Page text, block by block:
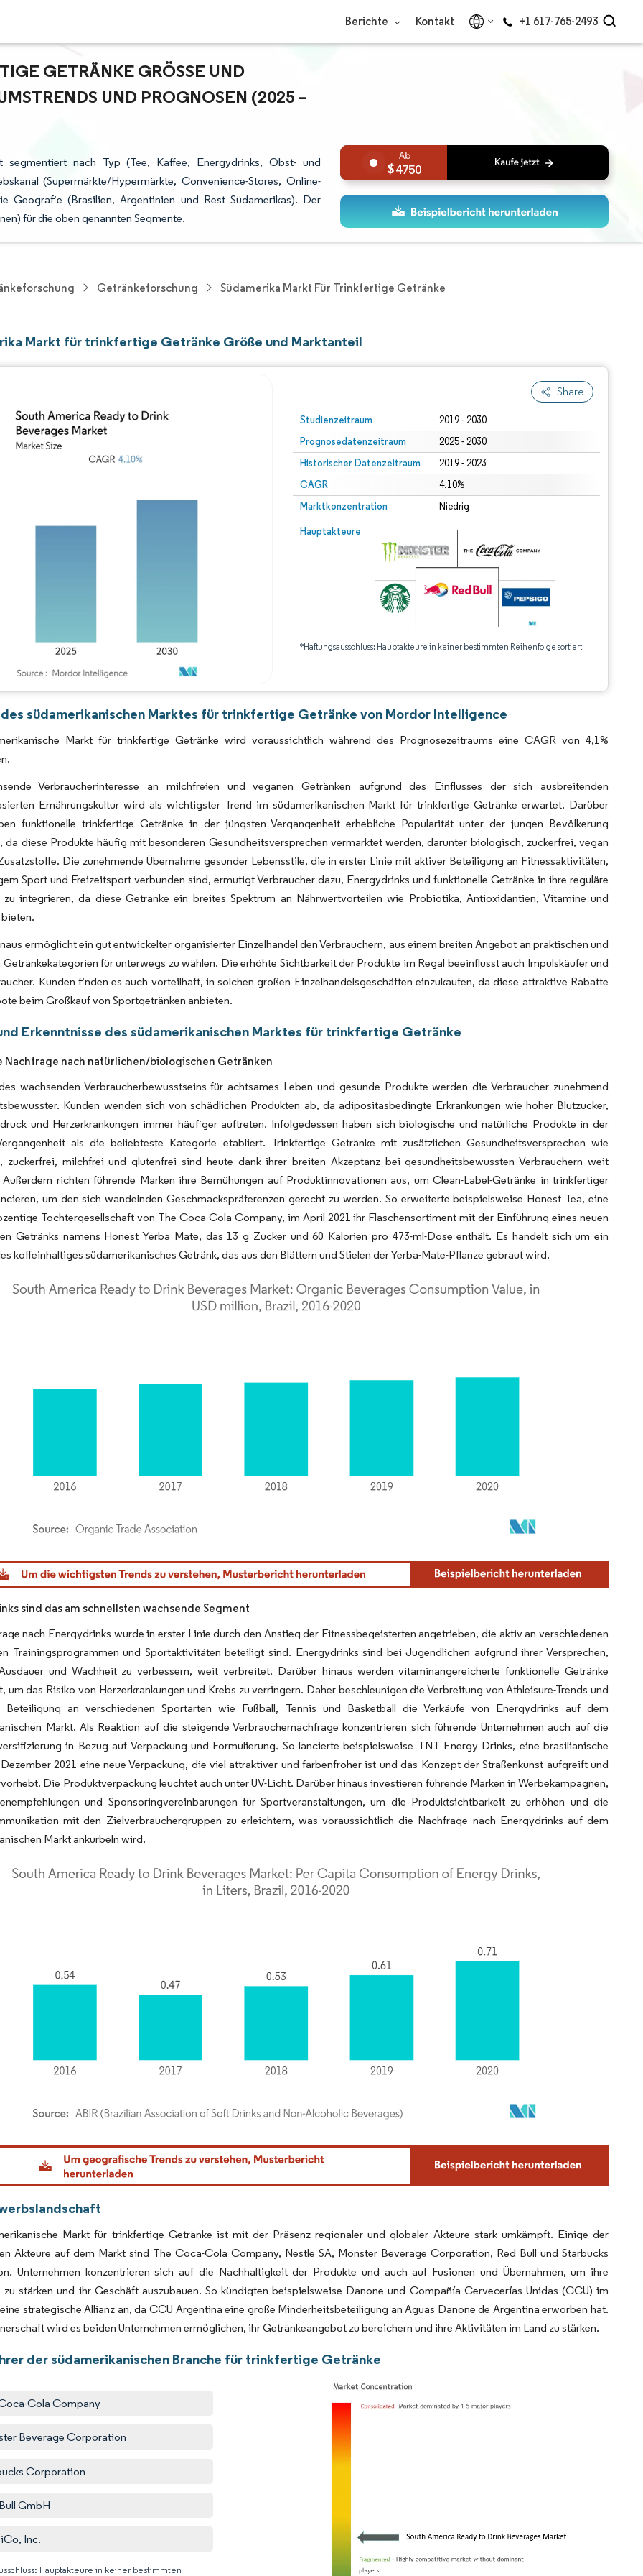
Berichte Kontakt +1 617-765-2493
GETRÄNKE GRÖSSE UND M
UND PROGNOSEN (2025 – 2
nach Typ (Tee, Kaffee, Energydrinks, Obst- und
(Supermärkte/Hypermärkte, Convenience-Stores, Online-
Geografie (Brasilien, Argentinien und Rest Südamerikas). Der
für die oben genannten Segmente.
4750
Getränkeforschung Südamerika Markt Für Trinkfertige Getränke
Markt für trinkfertige Getränke Größe und Marktanteil
Share
Studienzeitraum 2019 - 2030
Prognosedatenzeitraum 2025 - 2030
Historischer Datenzeitraum 2019 - 2023
CAGR 4.10%
Marktkonzentration Niedrig
Hauptakteure
*Haftungsausschluss: Hauptakteure in keiner bestimmten Reihenfolge sortiert
südamerikanischen Marktes für trinkfertige Getränke von Mordor Intelligence
Markt für trinkfertige Getränke wird voraussichtlich während des Prognosezeitraums eine CAGR von 4,1%
Verbraucherinteresse an milchfreien und veganen Getränken aufgrund des Einflusses der sich ausbreitenden
Ernährungskultur wird als wichtigster Trend im südamerikanischen Markt für trinkfertige Getränke erwartet. Darüber
funktionelle trinkfertige Getränke in der jüngsten Vergangenheit erhebliche Popularität unter der jungen Bevölkerung
da diese Produkte häufig mit besonderen Gesundheitsversprechen vermarktet werden, darunter biologisch, zuckerfrei, vegan
Die zunehmende Übernahme gesunder Lebensstile, die in erster Linie mit aktiver Beteiligung an Fitnessaktivitäten,
Sport und Freizeitsport verbunden sind, ermutigt Verbraucher dazu, Energydrinks und funktionelle Getränke in ihre reguläre
zu integrieren, da diese Getränke ein breites Spektrum an Nährwertvorteilen wie Probiotika, Antioxidantien, Vitamine und
ermöglicht ein gut entwickelter organisierter Einzelhandel den Verbrauchern, aus einem breiten Angebot an praktischen und
Getränkekategorien für unterwegs zu wählen. Die erhöhte Sichtbarkeit der Produkte im Regal beeinflusst auch Impulskäufer und
Kunden finden es auch vorteilhaft, in solchen großen Einzelhandelsgeschäften einzukaufen, da diese attraktive Rabatte
beim Großkauf von Sportgetränken anbieten.
Erkenntnisse des südamerikanischen Marktes für trinkfertige Getränke
Nachfrage nach natürlichen/biologischen Getränken
wachsenden Verbraucherbewusstseins für achtsames Leben und gesunde Produkte werden die Verbraucher zunehmend
Kunden wenden sich von schädlichen Produkten ab, da adipositasbedingte Erkrankungen wie hoher Blutzucker,
und Herzerkrankungen immer häufiger auftreten. Infolgedessen haben sich biologische und natürliche Produkte in der
als die beliebteste Kategorie etabliert. Trinkfertige Getränke mit zusätzlichen Gesundheitsversprechen wie
zuckerfrei, milchfrei und glutenfrei sind heute dank ihrer breiten Akzeptanz bei gesundheitsbewussten Verbrauchern weit
richten führende Marken ihre Bemühungen auf Produktinnovationen aus, um Clean-Label-Getränke in trinkfertiger
um den sich wandelnden Geschmackspräferenzen gerecht zu werden. So erweiterte beispielsweise Honest Tea, eine
Tochtergesellschaft von The Coca-Cola Company, im April 2021 ihr Flaschensortiment mit der Einführung eines neuen
Getränks namens Honest Yerba Mate, das 13 g Zucker und 60 Kalorien pro 473-ml-Dose enthält. Es handelt sich um ein
koffeinhaltiges südamerikanisches Getränk, das aus den Blättern und Stielen der Yerba-Mate-Pflanze gebraut wird.
Intelligence. Wiederverwendung erfordert Namensnennung gemäß CC BY 4.0.
sind das am schnellsten wachsende Segment
nach Energydrinks wurde in erster Linie durch den Anstieg der Fitnessbegeisterten angetrieben, die aktiv an verschiedenen
Trainingsprogrammen und Sportaktivitäten beteiligt sind. Energydrinks sind bei Jugendlichen aufgrund ihrer Versprechen,
und Wachheit zu verbessern, weit verbreitet. Darüber hinaus werden vitaminangereicherte funktionelle Getränke
um das Risiko von Herzerkrankungen und Krebs zu verringern. Daher beschleunigen die Verbreitung von Athleisure-Trends und
an verschiedenen Sportarten wie Fußball, Tennis und Basketball die Verkäufe von Energydrinks auf dem
Markt. Als Reaktion auf die steigende Verbrauchernachfrage konzentrieren sich führende Unternehmen auch auf die
in Bezug auf Verpackung und Formulierung. So lancierte beispielsweise TNT Energy Drinks, eine brasilianische
2021 eine neue Verpackung, die viel attraktiver und farbenfroher ist und das Konzept der Straßenkunst aufgreift und
Die Produktverpackung leuchtet auch unter UV-Licht. Darüber hinaus investieren führende Marken in Werbekampagnen,
und Sponsoringvereinbarungen für Sportveranstaltungen, um die Produktsichtbarkeit zu erhöhen und die
mit den Zielverbrauchergruppen zu erleichtern, was voraussichtlich die Nachfrage nach Energydrinks auf dem
Markt ankurbeln wird.
Intelligence. Wiederverwendung erfordert Namensnennung gemäß CC BY 4.0.
Markt für trinkfertige Getränke ist mit der Präsenz regionaler und globaler Akteure stark umkämpft. Einige der
Akteure auf dem Markt sind The Coca-Cola Company, Nestle SA, Monster Beverage Corporation, Red Bull und Starbucks
Unternehmen konzentrieren sich auf die Nachhaltigkeit der Produkte und auch auf Fusionen und Übernahmen, um ihre
zu stärken und ihr Geschäft auszubauen. So kündigten beispielsweise Danone und Compañía Cervecerías Unidas (CCU) im
strategische Allianz an, da CCU Argentina eine große Minderheitsbeteiligung an Aguas Danone de Argentina erworben hat.
wird es beiden Unternehmen ermöglichen, ihr Getränkeangebot zu bereichern und ihre Aktivitäten im Land zu stärken.
der südamerikanischen Branche für trinkfertige Getränke
Cola Company
Beverage Corporation
Corporation
GmbH
Inc.
Hauptakteure in keiner bestimmten